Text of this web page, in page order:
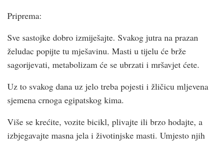
Priprema:
Sve sastojke dobro izmiješajte. Svakog jutra na prazan
želudac popijte tu mješavinu. Masti u tijelu će brže
sagorijevati, metabolizam će se ubrzati i mršavjet ćete.
Uz to svakog dana uz jelo treba pojesti i žličicu mljevena
sjemena crnoga egipatskog kima.
Više se krećite, vozite bicikl, plivajte ili brzo hodajte, a
izbjegavajte masna jela i životinjske masti. Umjesto njih